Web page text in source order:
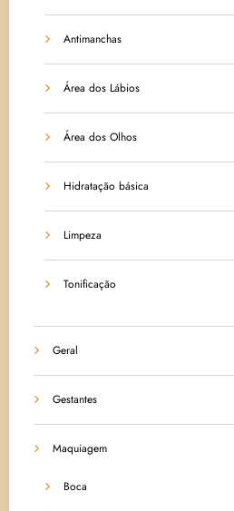
Antimanchas
Área dos Lábios
Área dos Olhos
Hidratação básica
Limpeza
Tonificação
Geral
Gestantes
Maquiagem
Boca